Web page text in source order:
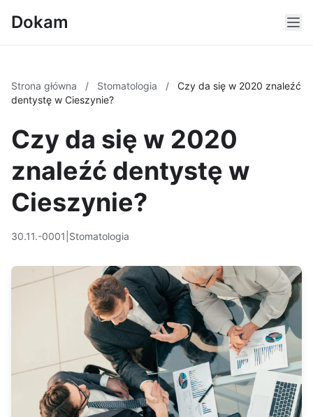
Dokam
Strona główna / Stomatologia /
Czy da się w 2020 znaleźć
dentystę w Cieszynie?
Czy da się w 2020
znaleźć dentystę w
Cieszynie?
30.11.-0001 Stomatologia